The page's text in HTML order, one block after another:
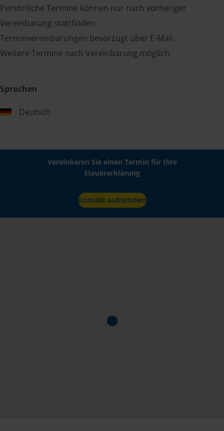
Persönliche Termine können nur nach vorheriger
Vereinbarung stattfinden.
Terminvereinbarungen bevorzugt über E-Mail.
Weitere Termine nach Vereinbarung möglich.
Sprachen
Deutsch
Vereinbaren Sie einen Termin für Ihre
Steuererklärung
Kontakt aufnehmen